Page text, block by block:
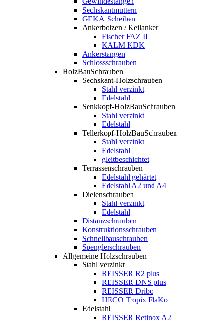
Sechskantmuttern
GEKA-Scheiben
Ankerbolzen / Keilanker
Fischer FAZ II
KALM KDK
Ankerstangen
Schlossschrauben
HolzBauSchrauben
Sechskant-Holzschrauben
Stahl verzinkt
Edelstahl
Senkkopf-HolzBauSchrauben
Stahl verzinkt
Edelstahl
Tellerkopf-HolzBauSchrauben
Stahl verzinkt
Edelstahl
gleitbeschichtet
Terrassenschrauben
Edelstahl gehärtet
Edelstahl A2 und A4
Dielenschrauben
Stahl verzinkt
Edelstahl
Distanzschrauben
Konstruktionsschrauben
Schnellbauschrauben
Spenglerschrauben
Allgemeine Holzschrauben
Stahl verzinkt
REISSER R2 plus
REISSER DNS plus
REISSER Dribo
HECO Tropix FlaKo
Edelstahl
REISSER Retinox A2